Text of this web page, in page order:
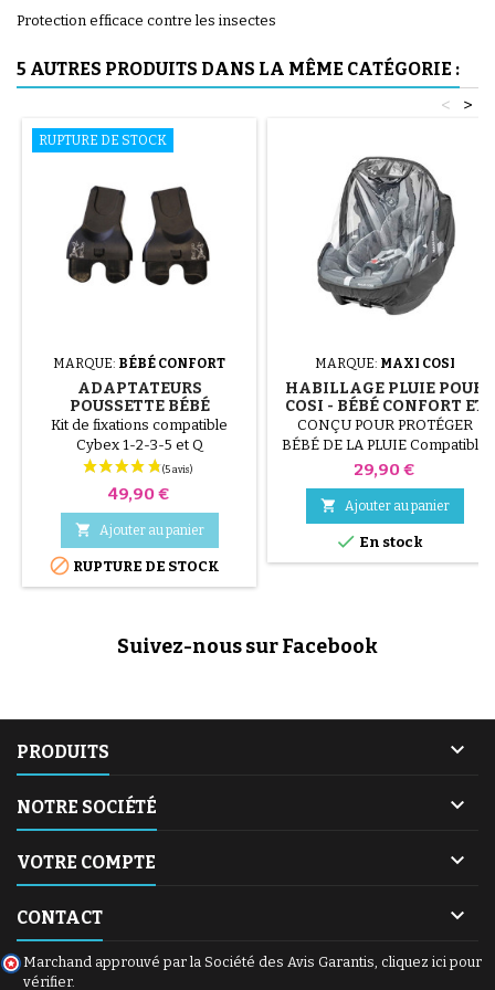
Protection efficace contre les insectes
5 AUTRES PRODUITS DANS LA MÊME CATÉGORIE :
>
<
RUPTURE DE STOCK
MARQUE: BÉBÉ CONFORT
ADAPTATEURS
POUSSETTE BÉBÉ
CONFORT POUR ATON
CYBEX
Kit de fixations compatible
Cybex 1-2-3-5 et Q
Prix
49,90 €
 Ajouter au panier
 RUPTURE DE STOCK
MARQUE: MAXI COSI
HABILLAGE PLUIE POUR
COSI - BÉBÉ CONFORT ET
MAXI COSI
CONÇU POUR PROTÉGER
BÉBÉ DE LA PLUIE Compatible
avec les Cosi Bébé Confort et
CabrioFix, Citi et Streety
Composition: PVC
Prix
29,90 €
 Ajouter au panier
 En stock
Suivez-nous sur Facebook
PRODUITS 
NOTRE SOCIÉTÉ 
VOTRE COMPTE 
CONTACT 
Marchand approuvé par la Société des Avis Garantis, cliquez ici pour
vérifier.